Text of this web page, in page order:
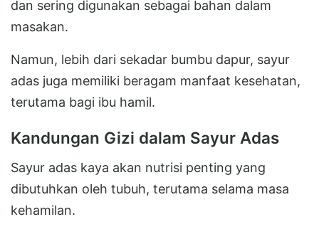
dan sering digunakan sebagai bahan dalam
masakan.
Namun, lebih dari sekadar bumbu dapur, sayur
adas juga memiliki beragam manfaat kesehatan,
terutama bagi ibu hamil.
Kandungan Gizi dalam Sayur Adas
Sayur adas kaya akan nutrisi penting yang
dibutuhkan oleh tubuh, terutama selama masa
kehamilan.